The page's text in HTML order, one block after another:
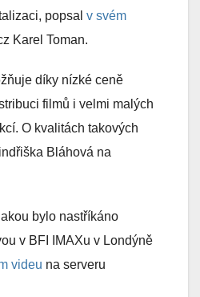
popsal v svém
Karel Toman.
díky nízké ceně
filmů i velmi malých
O kvalitách takových
Bláhová na
bylo nastříkáno
v BFI IMAXu v Londýně
videu na serveru